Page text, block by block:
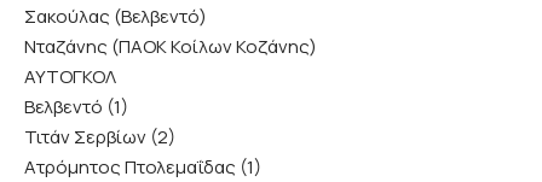
Σακούλας (Βελβεντό)
Νταζάνης (ΠΑΟΚ Κοίλων Κοζάνης)
ΑΥΤΟΓΚΟΛ
Βελβεντό (1)
Τιτάν Σερβίων (2)
Ατρόμητος Πτολεμαΐδας (1)